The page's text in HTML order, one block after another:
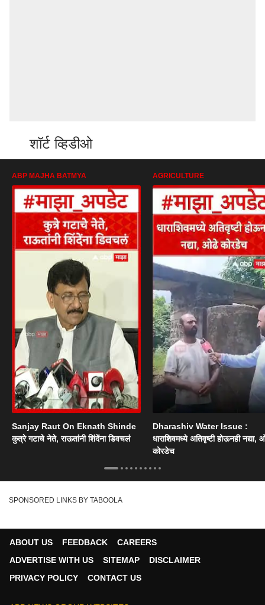
शॉर्ट व्हिडीओ
ABP MAJHA BATMYA
Sanjay Raut On Eknath Shinde
कुत्रे गटाचे नेते, राऊतांनी शिंदेंना डिवचलं
AGRICULTURE
Dharashiv Water Issue :
धाराशिवमध्ये अतिवृष्टी होऊनही नद्या,
कोरडेच
SPONSORED LINKS BY TABOOLA
ABOUT US FEEDBACK
CAREERS
ADVERTISE WITH US
SITEMAP
DISCLAIMER
PRIVACY POLICY
CONTACT US